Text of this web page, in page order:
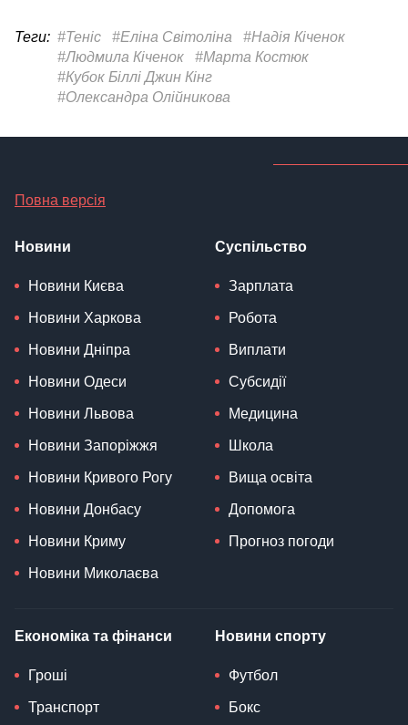
Теги: #Теніс #Еліна Світоліна
#Надія Кіченок
#Людмила Кіченок
#Марта Костюк
#Кубок Біллі Джин Кінг
#Олександра Олійникова
Повна версія
Новини
Новини Києва
Новини Харкова
Новини Дніпра
Новини Одеси
Новини Львова
Новини Запоріжжя
Новини Кривого Рогу
Новини Донбасу
Новини Криму
Новини Миколаєва
Суспільство
Зарплата
Робота
Виплати
Субсидії
Медицина
Школа
Вища освіта
Допомога
Прогноз погоди
Економіка та фінанси
Гроші
Транспорт
Новини спорту
Футбол
Бокс